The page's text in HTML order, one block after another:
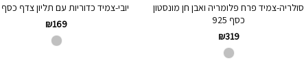
סולריה-צמיד פרח פלומריה ואבן חן מונסטון
כסף 925
₪319
יובי-צמיד כדוריות עם תליון צדף כסף 925
₪169